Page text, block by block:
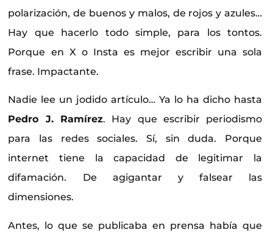
polarización, de buenos y malos, de rojos y azules…
Hay que hacerlo todo simple, para los tontos.
Porque en X o Insta es mejor escribir una sola
frase. Impactante.
Nadie lee un jodido artículo… Ya lo ha dicho hasta
Pedro J. Ramírez. Hay que escribir periodismo
para las redes sociales. Sí, sin duda. Porque
internet tiene la capacidad de legitimar la
difamación. De agigantar y falsear las
dimensiones.
Antes, lo que se publicaba en prensa había que